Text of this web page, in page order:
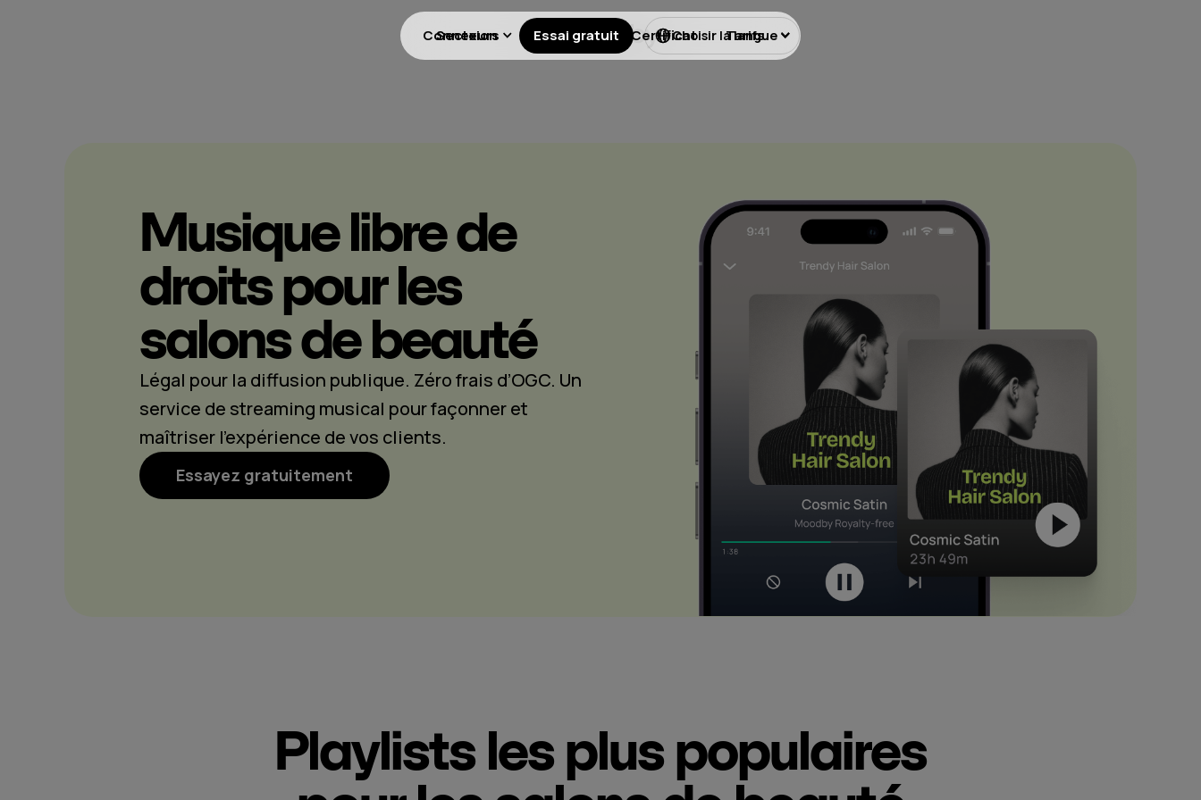
Musique libre de
droits pour les
salons de beauté
Légal pour la diffusion publique. Zéro frais d’OGC. Un
service de streaming musical pour façonner et
maîtriser l’expérience de vos clients.
Essayez gratuitement
Playlists les plus populaires
Secteurs Licences Certificat Tarifs
Connexion Essai gratuit Choisir la langue